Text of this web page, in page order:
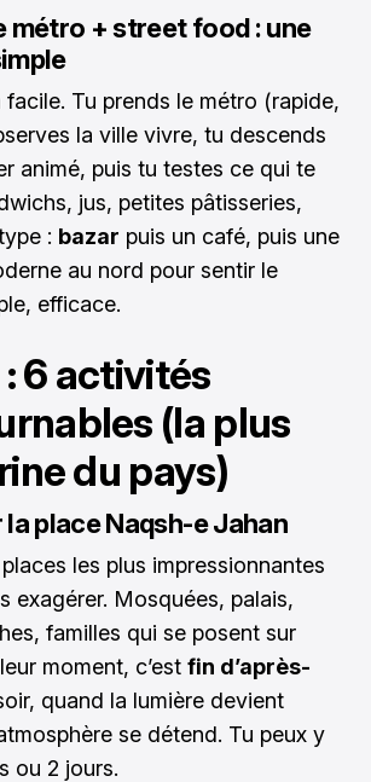
métro + street food : une
facile. Tu prends le métro (rapide,
la ville vivre, tu descends
animé, puis tu testes ce qui te
jus, petites pâtisseries,
: bazar puis un café, puis une
au nord pour sentir le
efficace.
6 activités
(la plus
du pays)
place Naqsh-e Jahan
places les plus impressionnantes
exagérer. Mosquées, palais,
familles qui se posent sur
moment, c’est fin d’après-
quand la lumière devient
se détend. Tu peux y
ou 2 jours.